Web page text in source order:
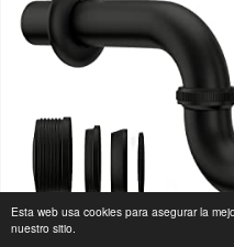
Esta web usa cookies para asegurar la
nuestro sitio.